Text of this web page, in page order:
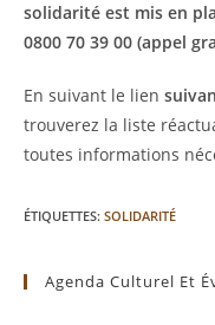
solidarité est mis en
0800 70 39 00 (appel
En suivant le lien
trouverez la liste
toutes informations
ÉTIQUETTES: SOLIDARITÉ
Agenda Culturel Et